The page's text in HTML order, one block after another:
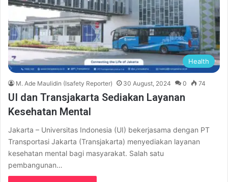
Health
M. Ade Maulidin (Isafety Reporter) 30 August, 2024 0 74
UI dan Transjakarta Sediakan Layanan
Kesehatan Mental
Jakarta – Universitas Indonesia (UI) bekerjasama dengan PT
Transportasi Jakarta (Transjakarta) menyediakan layanan
kesehatan mental bagi masyarakat. Salah satu
pembangunan…